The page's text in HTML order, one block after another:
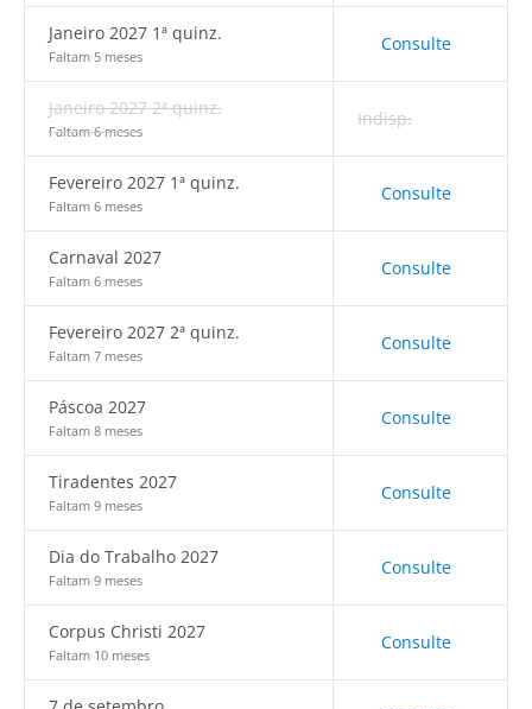
Janeiro 2027 1ª quinz.
Faltam 5 meses
Consulte
Janeiro 2027 2ª quinz.
Faltam 6 meses
Indisp.
Fevereiro 2027 1ª quinz.
Faltam 6 meses
Consulte
Carnaval 2027
Faltam 6 meses
Consulte
Fevereiro 2027 2ª quinz.
Faltam 7 meses
Consulte
Páscoa 2027
Faltam 8 meses
Consulte
Tiradentes 2027
Faltam 9 meses
Consulte
Dia do Trabalho 2027
Faltam 9 meses
Consulte
Corpus Christi 2027
Faltam 10 meses
Consulte